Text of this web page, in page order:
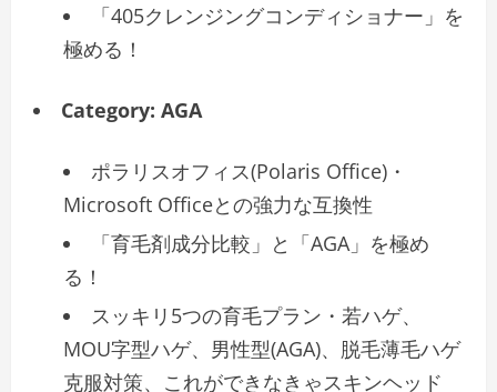
「405クレンジングコンディショナー」を
極める！
Category: AGA
ポラリスオフィス(Polaris Office)・
Microsoft Officeとの強力な互換性
「育毛剤成分比較」と「AGA」を極め
る！
スッキリ5つの育毛プラン・若ハゲ、
MOU字型ハゲ、男性型(AGA)、脱毛薄毛ハゲ
克服対策、これができなきゃスキンヘッド